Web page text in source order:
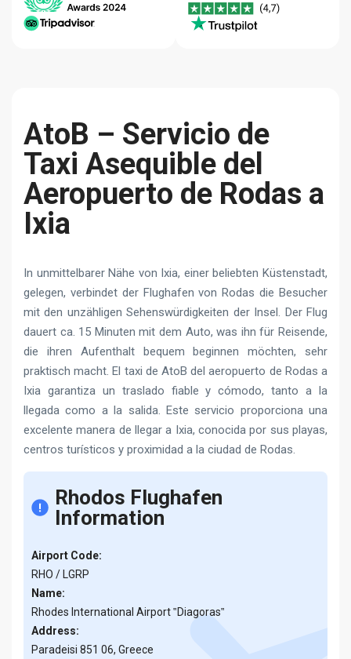
AtoB – Servicio de
Taxi Asequible del
Aeropuerto de Rodas a
Ixia
In unmittelbarer Nähe von Ixia, einer beliebten Küstenstadt,
gelegen, verbindet der Flughafen von Rodas die Besucher
mit den unzähligen Sehenswürdigkeiten der Insel. Der Flug
dauert ca. 15 Minuten mit dem Auto, was ihn für Reisende,
die ihren Aufenthalt bequem beginnen möchten, sehr
praktisch macht. El taxi de AtoB del aeropuerto de Rodas a
Ixia garantiza un traslado fiable y cómodo, tanto a la
llegada como a la salida. Este servicio proporciona una
excelente manera de llegar a Ixia, conocida por sus playas,
centros turísticos y proximidad a la ciudad de Rodas.
Rhodos Flughafen
Information
Airport Code:
RHO / LGRP
Name:
Rhodes International Airport ‟Diagoras‟
Address:
Paradeisi 851 06, Greece